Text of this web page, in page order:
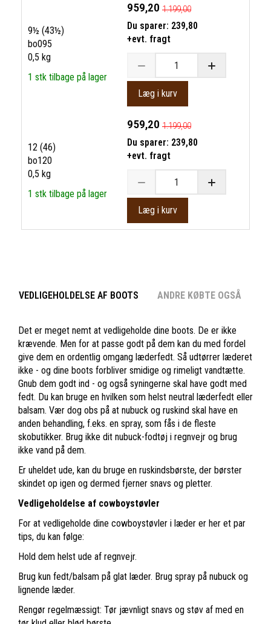
9½ (43½)
bo095
0,5 kg
1 stk tilbage på lager
959,20 1.199,00
Du sparer: 239,80
+evt. fragt
Læg i kurv
12 (46)
bo120
0,5 kg
1 stk tilbage på lager
959,20 1.199,00
Du sparer: 239,80
+evt. fragt
Læg i kurv
VEDLIGEHOLDELSE AF BOOTS ANDRE KØBTE OGSÅ
Det er meget nemt at vedligeholde dine boots. De er ikke
krævende. Men for at passe godt på dem kan du med fordel
give dem en ordentlig omgang læderfedt. Så udtørrer læderet
ikke - og dine boots forbliver smidige og rimeligt vandtætte.
Gnub dem godt ind - og også syningerne skal have godt med
fedt. Du kan bruge en hvilken som helst neutral læderfedt eller
balsam. Vær dog obs på at nubuck og ruskind skal have en
anden behandling, f.eks. en spray, som fås i de fleste
skobutikker. Brug ikke dit nubuck-fodtøj i regnvejr og brug
ikke vand på dem.
Er uheldet ude, kan du bruge en ruskindsbørste, der børster
skindet op igen og dermed fjerner snavs og pletter.
Vedligeholdelse af cowboystøvler
For at vedligeholde dine cowboystøvler i læder er her et par
tips, du kan følge:
Hold dem helst ude af regnvejr.
Brug kun fedt/balsam på glat læder. Brug spray på nubuck og
lignende læder.
Rengør regelmæssigt: Tør jævnligt snavs og støv af med en